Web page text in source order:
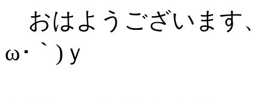
おはようございます
ω･｀)ｙ